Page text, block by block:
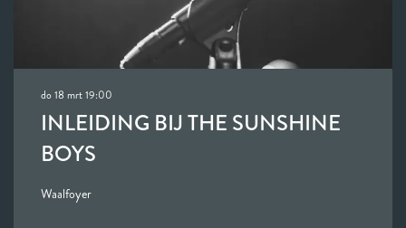
INLEIDING BIJ THE SUNSHINE
BOYS
do 18 mrt19:00
Waalfoyer